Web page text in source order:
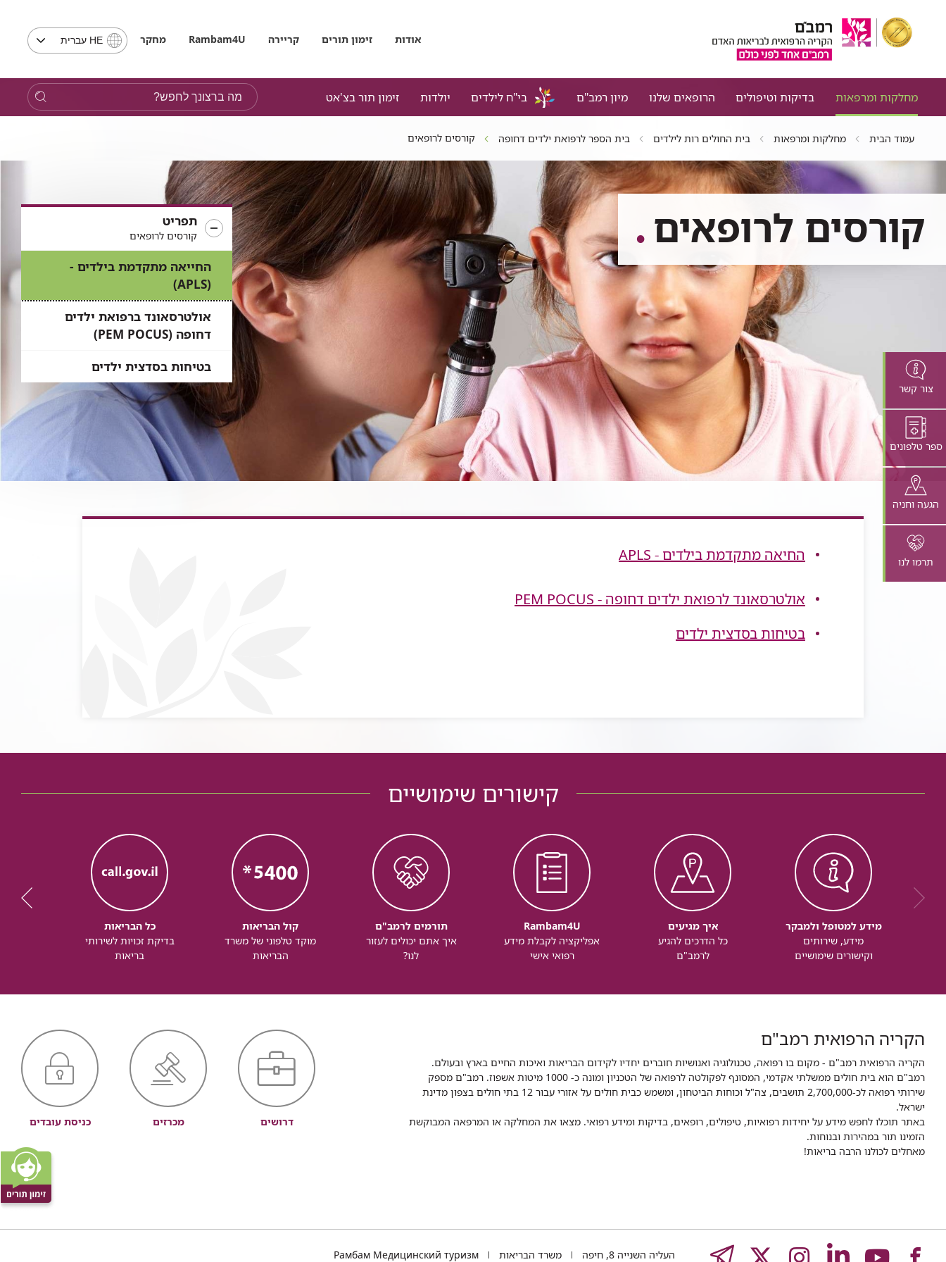
אודות זימון תורים קריירה Rambam4U מחקר
בחירת
שים
לב,
בבחירת
לאתר
בשפה
המבוקשת
HE עברית
מחלקות ומרפאות בדיקות וטיפולים הרופאים שלנו מיון רמב"ם בי"ח לילדים יולדות זימון תור בצ'אט
מה
ברצונך
לחפש?
צור קשר
ספר טלפונים
הגעה וחניה
תרמו לנו
עמוד הבית מחלקות ומרפאות בית החולים רות לילדים בית הספר לרפואת ילדים דחופה קורסים לרופאים
תפריט
קורסים לרופאים
החייאה מתקדמת בילדים -
(APLS)
אולטרסאונד ברפואת ילדים
דחופה (PEM POCUS)
בטיחות בסדצית ילדים
קורסים לרופאים
החיאה מתקדמת בילדים - APLS
אולטרסאונד לרפואת ילדים דחופה - PEM POCUS
בטיחות בסדצית ילדים
קישורים שימושיים
מידע למטופל ולמבקר
מידע, שירותים
וקישורים שימושיים
איך מגיעים
כל הדרכים להגיע
לרמב"ם
Rambam4U
אפליקציה לקבלת מידע
רפואי אישי
תורמים לרמב"ם
איך אתם יכולים לעזור
לנו?
קול הבריאות
מוקד טלפוני של משרד
הבריאות
כל הבריאות
בדיקת זכויות לשירותי
בריאות
הקריה הרפואית רמב"ם
הקריה הרפואית רמב"ם - מקום בו רפואה, טכנולוגיה ואנושיות חוברים יחדיו לקידום הבריאות ואיכות החיים בארץ ובעולם.
רמב"ם הוא בית חולים ממשלתי אקדמי, המסונף לפקולטה לרפואה של הטכניון ומונה כ- 1000 מיטות אשפוז. רמב"ם מספק
שירותי רפואה לכ-2,700,000 תושבים, צה"ל וכוחות הביטחון, ומשמש כבית חולים על אזורי עבור 12 בתי חולים בצפון מדינת
ישראל.
באתר תוכלו לחפש מידע על יחידות רפואיות, טיפולים, רופאים, בדיקות ומידע רפואי. מצאו את המחלקה או המרפאה המבוקשת
הזמינו תור במהירות ובנוחות.
מאחלים לכולנו הרבה בריאות!
דרושים מכרזים כניסת עובדים
העליה השנייה 8, חיפה משרד הבריאות Рамбам Медицинский туризм